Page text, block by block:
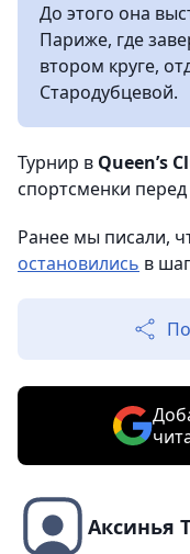
До этого она
Париже, где
втором круге,
Стародубцевой.
Турнир в Queen’s
спортсменки перед
Ранее мы писали,
остановились в
Аксинья